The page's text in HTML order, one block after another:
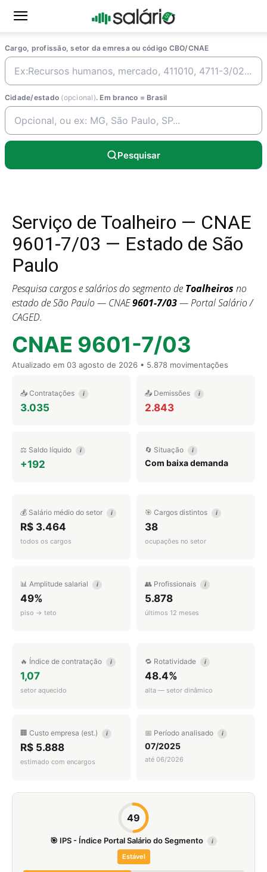
Cargo, profissão, setor da emresa ou código CBO/CNAE
Cidade/estado (opcional). Em branco = Brasil
Pesquisar
Serviço de Toalheiro — CNAE
9601-7/03 — Estado de São
Paulo
Pesquisa cargos e salários do segmento de Toalheiros no
estado de São Paulo — CNAE9601-7/03— Portal Salário /
CAGED.
CNAE 9601-7/03
Atualizado em 03 agosto de 2026 • 5.878 movimentações
📥 Contratações i
3.035
📤 Demissões i
2.843
⚖️ Saldo líquido i
+192
🔄 Situação i
Com baixa demanda
💰 Salário médio do setor i
R$ 3.464
todos os cargos
🎯 Cargos distintos i
38
ocupações no setor
📊 Amplitude salarial i
49%
piso → teto
👥 Profissionais i
5.878
últimos 12 meses
🔥 Índice de contratação i
1,07
setor aquecido
🔁 Rotatividade i
48.4%
alta — setor dinâmico
🏢 Custo empresa (est.) i
R$ 5.888
estimado com encargos
📅 Período analisado i
07/2025
até 06/2026
49
🎯 IPS - Índice Portal Salário do Segmento i
Estável